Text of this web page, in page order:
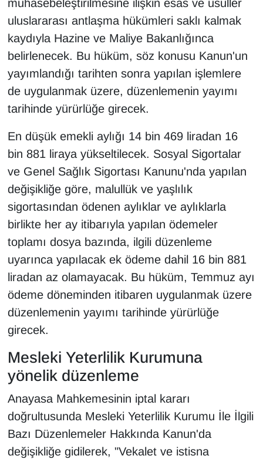
muhasebeleştirilmesine ilişkin esas ve usuller
uluslararası antlaşma hükümleri saklı kalmak
kaydıyla Hazine ve Maliye Bakanlığınca
belirlenecek. Bu hüküm, söz konusu Kanun'un
yayımlandığı tarihten sonra yapılan işlemlere
de uygulanmak üzere, düzenlemenin yayımı
tarihinde yürürlüğe girecek.
En düşük emekli aylığı 14 bin 469 liradan 16
bin 881 liraya yükseltilecek. Sosyal Sigortalar
ve Genel Sağlık Sigortası Kanunu'nda yapılan
değişikliğe göre, malullük ve yaşlılık
sigortasından ödenen aylıklar ve aylıklarla
birlikte her ay itibarıyla yapılan ödemeler
toplamı dosya bazında, ilgili düzenleme
uyarınca yapılacak ek ödeme dahil 16 bin 881
liradan az olamayacak. Bu hüküm, Temmuz ayı
ödeme döneminden itibaren uygulanmak üzere
düzenlemenin yayımı tarihinde yürürlüğe
girecek.
Mesleki Yeterlilik Kurumuna
yönelik düzenleme
Anayasa Mahkemesinin iptal kararı
doğrultusunda Mesleki Yeterlilik Kurumu İle İlgili
Bazı Düzenlemeler Hakkında Kanun'da
değişikliğe gidilerek, "Vekalet ve istisna